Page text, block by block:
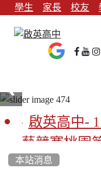
學生 家長 校友
啟英高中-
藝競賽桃園
啟英高中-
本站消息